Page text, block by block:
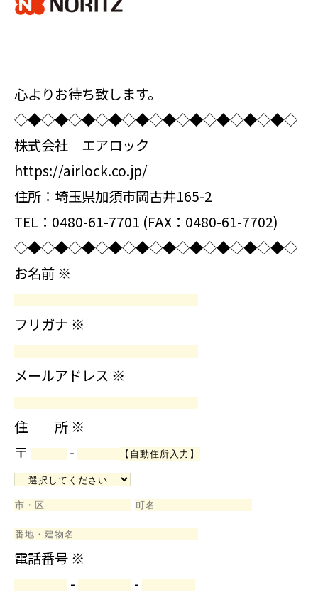
心よりお待ち致します。
◇◆◇◆◇◆◇◆◇◆◇◆◇◆◇◆◇◆◇◆◇
株式会社 エアロック
https://airlock.co.jp/
住所：埼玉県加須市岡古井165-2
TEL：0480-61-7701 (FAX：0480-61-7702)
◇◆◇◆◇◆◇◆◇◆◇◆◇◆◇◆◇◆◇◆◇
お名前 ※
フリガナ ※
メールアドレス ※
住 所 ※
〒
-
電話番号 ※
-
-